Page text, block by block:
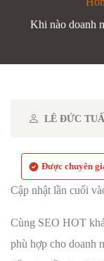
Khi nào doanh
LÊ ĐỨC
Được chuyên
Cập nhật lần cuối
Cùng SEO HOT
phù hợp cho doanh